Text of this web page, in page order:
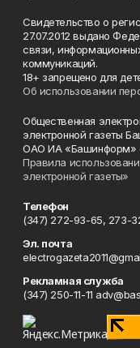
Свидетельство о
27.07.2012 выдано
связи,
коммуникаций.
18+ запрещено для
Об использовании
Общественная
электронной газеты
ОАО ИА «Башинформ»
Правила
электронной газеты»
Телефон
(347) 272-93-65, 273-
Эл. почта
Рекламная служба
(347) 250-11-11